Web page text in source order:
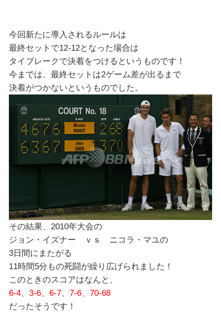
今回新たに導入されるルールは
最終セットで12-12となった場合は
タイブレークで決着をつけるというものです！
今までは、最終セットは2ゲーム差が出るまで
決着がつかないというものでした。
その結果、2010年大会の
ジョン・イズナー ｖｓ ニコラ・マユの
3日間にまたがる
11時間5分もの死闘が繰り広げられました！
このときのスコアはなんと、
6-4、3-6、6-7、7-6、70-68
だったそうです！